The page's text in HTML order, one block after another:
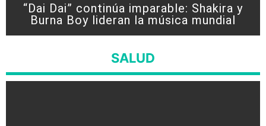
“Dai Dai” continúa imparable: Shakira y
Burna Boy lideran la música mundial
SALUD